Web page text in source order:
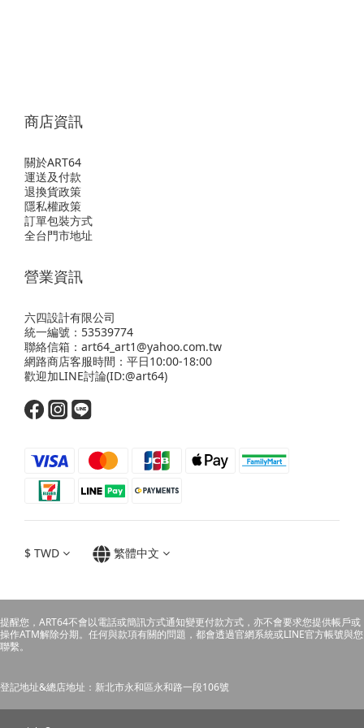
商店資訊
關於ART64
運送及付款
退換貨政策
隱私權政策
訂單包裝方式
全台門市地址
營業資訊
六四設計有限公司
統一編號：53539774
聯絡信箱：art64_art1@yahoo.com.tw
網路商店客服時間：平日10:00-18:00
歡迎加LINE討論(ID:@art64)
$ TWD 繁體中文
提醒您，ART64不會以電話或簡訊方式通知變更付款方式，亦不會要求您提供帳戶或
操作ATM解除分期。任何與款項有關的問題，都會透過官網系統或LINE官方帳號與您
聯繫。
登記地址&總店地址：新北市永和區永和路一段106號